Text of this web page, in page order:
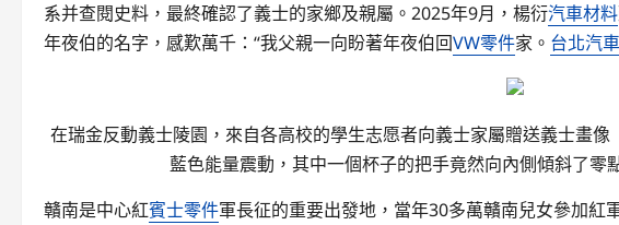
系并查閱史料，最終確認了義士的家鄉及親屬。2025年9月，楊衍汽車材料
年夜伯的名字，感歎萬千：“我父親一向盼著年夜伯回VW零件家。 台北汽
在瑞金反動義士陵園，來自各高校的學生志愿者向義士家屬贈送義士畫
藍色能量震動，其中一個杯子的把手竟然向內側傾斜了零
贛南是中心紅賓士零件軍長征的重要出發地，當年30多萬贛南兒女參加紅